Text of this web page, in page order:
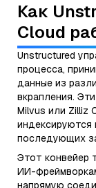
Как
Cloud
Unstructured
процесса,
данные из
вкрапления.
Milvus или Zilliz
индексируются
последующих
Этот конвейер
ИИ-
напрямую